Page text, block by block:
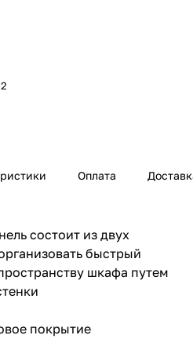
Оплата
состоит из двух
быстрый
шкафа путем
покрытие